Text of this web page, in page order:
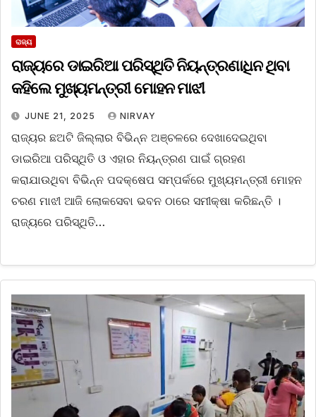
ରାଜ୍ୟ
ରାଜ୍ୟରେ ଡାଇରିଆ ପରିସ୍ଥିତି ନିୟନ୍ତ୍ରଣାଧିନ ଥିବା
କହିଲେ ମୁଖ୍ୟମନ୍ତ୍ରୀ ମୋହନ ମାଝୀ
JUNE 21, 2025 NIRVAY
ରାଜ୍ୟର ଛଅଟି ଜିଲ୍ଲାର ବିଭିନ୍ନ ଅଞ୍ଚଳରେ ଦେଖାଦେଇଥିବା
ଡାଇରିଆ ପରିସ୍ଥିତି ଓ ଏହାର ନିୟନ୍ତ୍ରଣ ପାଇଁ ଗ୍ରହଣ
କରାଯାଉଥିବା ବିଭିନ୍ନ ପଦକ୍ଷେପ ସମ୍ପର୍କରେ ମୁଖ୍ୟମନ୍ତ୍ରୀ ମୋହନ
ଚରଣ ମାଝୀ ଆଜି ଲୋକସେବା ଭବନ ଠାରେ ସମୀକ୍ଷା କରିଛନ୍ତି ।
ରାଜ୍ୟରେ ପରିସ୍ଥିତି…